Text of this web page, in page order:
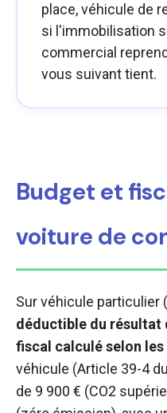
place, véhicule de
si l'immobilisation
commercial
vous suivant tient.
Budget et
voiture de
Sur véhicule particulier
déductible du résultat
fiscal calculé selon les
véhicule (Article 39-4
de 9 900 € (CO2